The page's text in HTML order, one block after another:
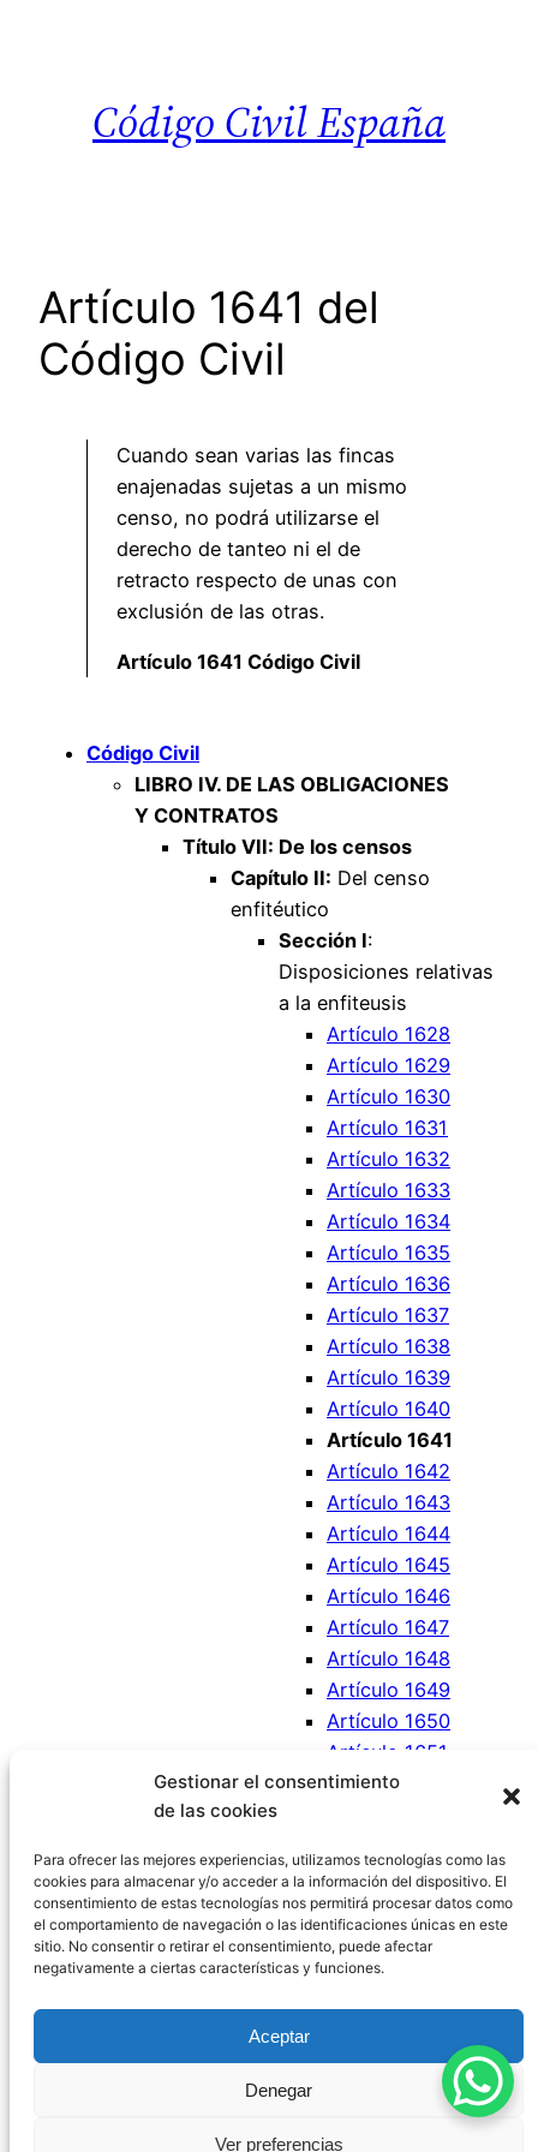
Gestionar el consentimiento
de las cookies
Para ofrecer las mejores experiencias, utilizamos tecnologías como las
cookies para almacenar y/o acceder a la información del dispositivo. El
consentimiento de estas tecnologías nos permitirá procesar datos como
el comportamiento de navegación o las identificaciones únicas en este
sitio. No consentir o retirar el consentimiento, puede afectar
negativamente a ciertas características y funciones.
Aceptar
Denegar
Ver preferencias
Código Civil España
Artículo 1641 del
Código Civil
Cuando sean varias las fincas
enajenadas sujetas a un mismo
censo, no podrá utilizarse el
derecho de tanteo ni el de
retracto respecto de unas con
exclusión de las otras.
Artículo 1641 Código Civil
Código Civil
LIBRO IV. DE LAS OBLIGACIONES
Y CONTRATOS
Título VII: De los censos
Capítulo II: Del censo
enfitéutico
Sección I:
Disposiciones relativas
a la enfiteusis
Artículo 1628
Artículo 1629
Artículo 1630
Artículo 1631
Artículo 1632
Artículo 1633
Artículo 1634
Artículo 1635
Artículo 1636
Artículo 1637
Artículo 1638
Artículo 1639
Artículo 1640
Artículo 1641
Artículo 1642
Artículo 1643
Artículo 1644
Artículo 1645
Artículo 1646
Artículo 1647
Artículo 1648
Artículo 1649
Artículo 1650
Artículo 1651
Artículo 1652
Política de Privacidad
Política de
Contacto